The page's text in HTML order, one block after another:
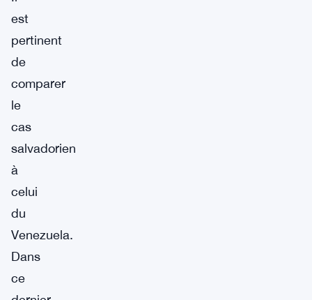
est
pertinent
de
comparer
le
cas
salvadorien
à
celui
du
Venezuela.
Dans
ce